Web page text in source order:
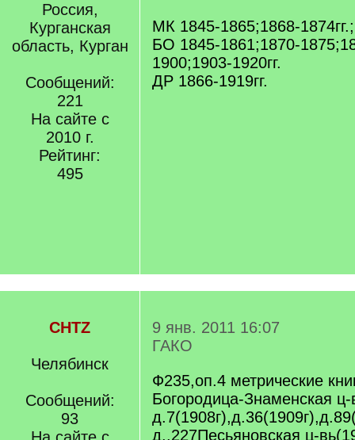
Россия,
Курганская
область, Курган
Сообщений:
221
На сайте с
2010 г.
Рейтинг:
495
МК 1845-1865;1868-
БО 1845-1861;1870-
1900;1903-1920гг.
ДР 1866-1919гг.
CHTZ
Челябинск
Сообщений:
93
9 янв. 2011 16:07
ГАКО
Ф235,оп.4 метрические
Богородица-Знаменская ц-
д..227Песьяновская ц-